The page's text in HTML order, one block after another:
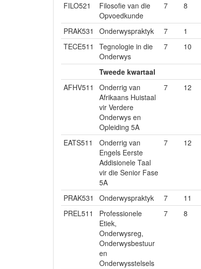
FILO521
Filosofie van die
Opvoedkunde
7 8
PRAK531 Onderwyspraktyk 7 1
TECE511
Tegnologie in die
Onderwys
7 10
Tweede kwartaal
AFHV511
Onderrig van
Afrikaans Huistaal
vir Verdere
Onderwys en
Opleiding 5A
7 12
EATS511
Onderrig van
Engels Eerste
Addisionele Taal
vir die Senior Fase
5A
7 12
PRAK531 Onderwyspraktyk 7 11
PREL511
Professionele
Etiek,
Onderwysreg,
Onderwysbestuur
en
Onderwysstelsels
7 8